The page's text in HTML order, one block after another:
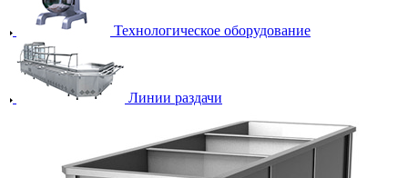
Технологическое оборудование
Линии раздачи